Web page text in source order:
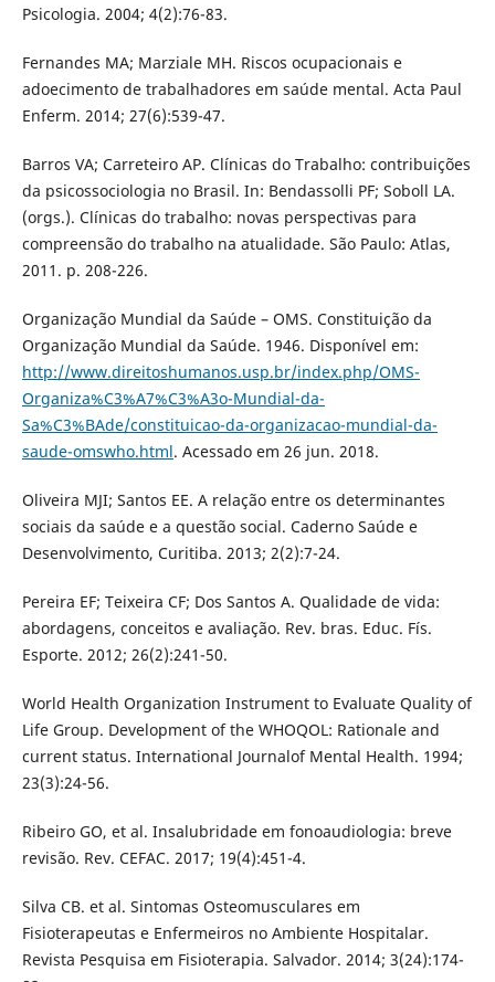
Psicologia. 2004; 4(2):76-83.
Fernandes MA; Marziale MH. Riscos ocupacionais e
adoecimento de trabalhadores em saúde mental. Acta Paul
Enferm. 2014; 27(6):539-47.
Barros VA; Carreteiro AP. Clínicas do Trabalho: contribuições
da psicossociologia no Brasil. In: Bendassolli PF; Soboll LA.
(orgs.). Clínicas do trabalho: novas perspectivas para
compreensão do trabalho na atualidade. São Paulo: Atlas,
2011. p. 208-226.
Organização Mundial da Saúde – OMS. Constituição da
Organização Mundial da Saúde. 1946. Disponível em:
http://www.direitoshumanos.usp.br/index.php/OMS-
Organiza%C3%A7%C3%A3o-Mundial-da-
Sa%C3%BAde/constituicao-da-organizacao-mundial-da-
saude-omswho.html. Acessado em 26 jun. 2018.
Oliveira MJI; Santos EE. A relação entre os determinantes
sociais da saúde e a questão social. Caderno Saúde e
Desenvolvimento, Curitiba. 2013; 2(2):7-24.
Pereira EF; Teixeira CF; Dos Santos A. Qualidade de vida:
abordagens, conceitos e avaliação. Rev. bras. Educ. Fís.
Esporte. 2012; 26(2):241-50.
World Health Organization Instrument to Evaluate Quality of
Life Group. Development of the WHOQOL: Rationale and
current status. International Journalof Mental Health. 1994;
23(3):24-56.
Ribeiro GO, et al. Insalubridade em fonoaudiologia: breve
revisão. Rev. CEFAC. 2017; 19(4):451-4.
Silva CB. et al. Sintomas Osteomusculares em
Fisioterapeutas e Enfermeiros no Ambiente Hospitalar.
Revista Pesquisa em Fisioterapia. Salvador. 2014; 3(24):174-